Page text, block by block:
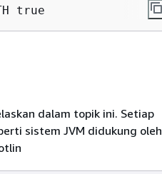
true
dalam topik ini. Setiap
sistem JVM didukung oleh